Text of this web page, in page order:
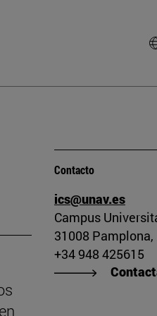
Contacto
ics@unav.es
Campus
31008 Pamplona,
+34 948 425615